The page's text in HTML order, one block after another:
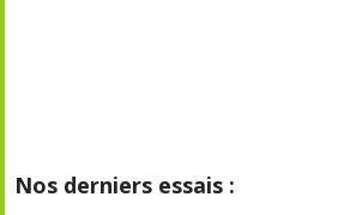
Nos derniers essais :